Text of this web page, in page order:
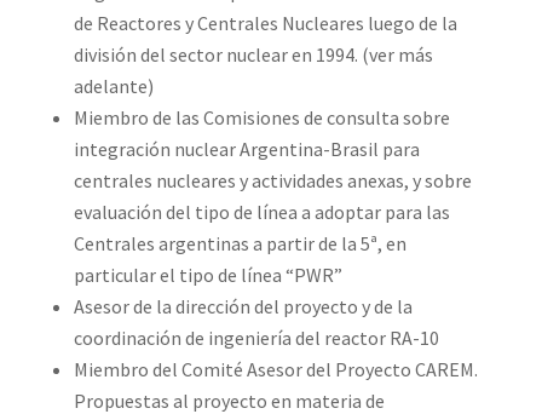
de Reactores y Centrales Nucleares luego de la
división del sector nuclear en 1994. (ver más
adelante)
Miembro de las Comisiones de consulta sobre
integración nuclear Argentina-Brasil para
centrales nucleares y actividades anexas, y sobre
evaluación del tipo de línea a adoptar para las
Centrales argentinas a partir de la 5ª, en
particular el tipo de línea “PWR”
Asesor de la dirección del proyecto y de la
coordinación de ingeniería del reactor RA-10
Miembro del Comité Asesor del Proyecto CAREM.
Propuestas al proyecto en materia de